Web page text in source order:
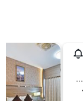
ص ب 1955, دبي, الامارات العربية المتحدة